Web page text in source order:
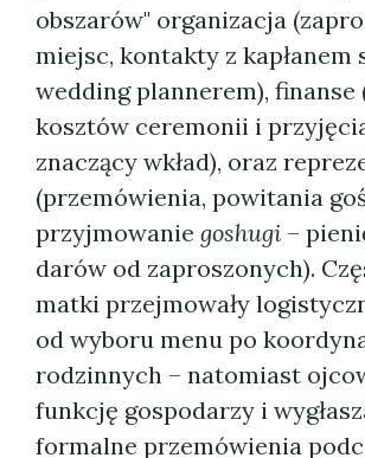
obszarów" organizacja
miejsc, kontakty z kapłanem
wedding plannerem), finanse
kosztów ceremonii i
znaczący wkład), oraz
(przemówienia, powitania
przyjmowanie goshugi –
darów od zaproszonych).
matki przejmowały
od wyboru menu po
rodzinnych – natomiast
funkcję gospodarzy i
formalne przemówienia